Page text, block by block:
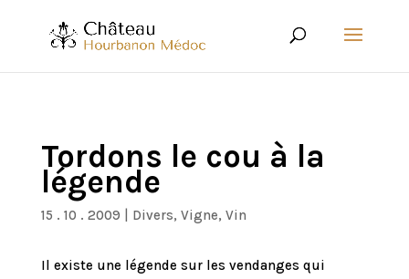
Tordons le cou à la
légende
15 . 10 . 2009 Divers, Vigne, Vin
Il existe une légende sur les vendanges qui